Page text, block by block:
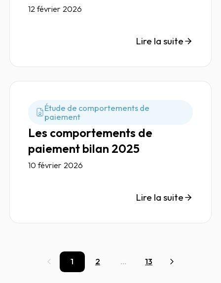
12 février 2026
Lire la suite
Étude de comportements de
paiement
Les comportements de
paiement bilan 2025
10 février 2026
Lire la suite
Précédent
1 2 … 13 Suivant